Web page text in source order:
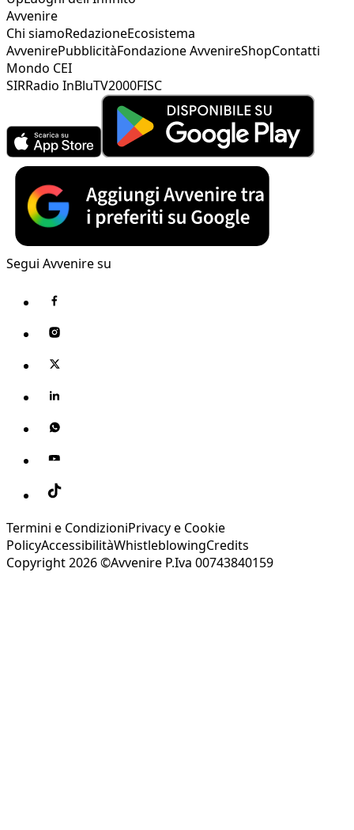
Avvenire
Chi siamoRedazioneEcosistema
AvvenirePubblicitàFondazione AvvenireShopContatti
Mondo CEI
SIRRadio InBluTV2000FISC
Segui Avvenire su
Termini e CondizioniPrivacy e Cookie
PolicyAccessibilitàWhistleblowingCredits
Copyright 2026 ©Avvenire P.Iva 00743840159